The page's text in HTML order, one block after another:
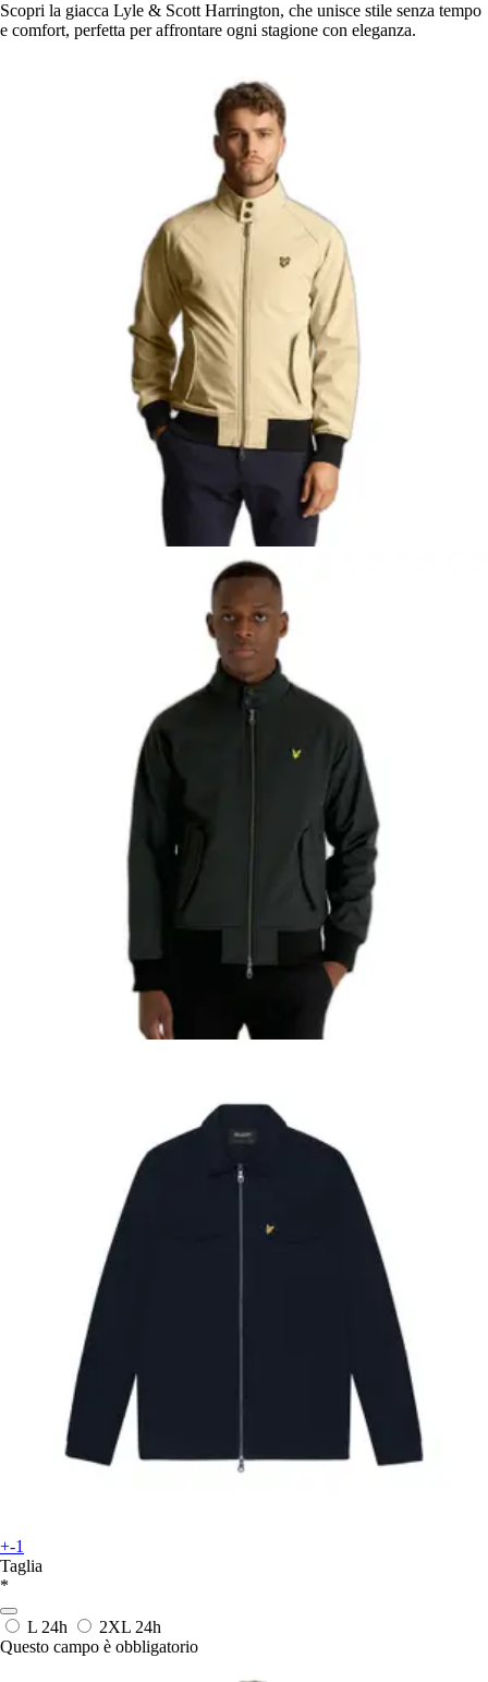
Scopri la giacca Lyle & Scott Harrington, che unisce stile senza tempo
e comfort, perfetta per affrontare ogni stagione con eleganza.
+-1
Taglia
*
L 24h 2XL 24h
Questo campo è obbligatorio